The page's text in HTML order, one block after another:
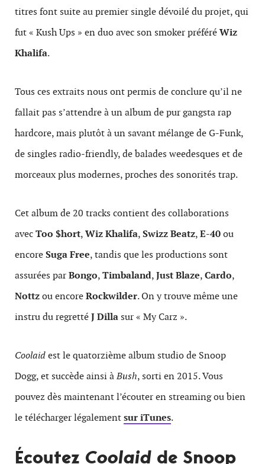
titres font suite au premier single dévoilé du projet, qui
fut « Kush Ups » en duo avec son smoker préféréWiz
Khalifa.
Tous ces extraits nous ont permis de conclure qu’il ne
fallait pas s’attendre à un album de pur gangsta rap
hardcore, mais plutôt à un savant mélange de G-Funk,
de singles radio-friendly, de balades weedesques et de
morceaux plus modernes, proches des sonorités trap.
Cet album de 20 tracks contient des collaborations
avecToo $hort,Wiz Khalifa,Swizz Beatz,E-40ou
encoreSuga Free, tandis que les productions sont
assurées parBongo,Timbaland,Just Blaze,Cardo,
Nottzou encoreRockwilder. On y trouve même une
instru du regrettéJ Dilla sur « My Carz ».
Coolaidest le quatorzième album studio de Snoop
Dogg, et succède ainsi àBush, sorti en 2015. Vous
pouvez dès maintenant l’écouter en streaming ou bien
le télécharger légalementsur iTunes.
Écoutez Coolaid de Snoop